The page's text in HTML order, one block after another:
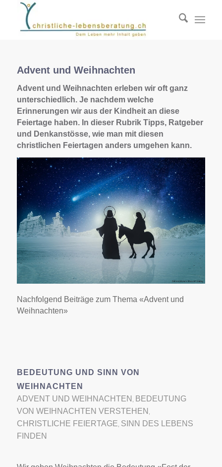
Advent und Weihnachten
Advent und Weihnachten erleben wir oft ganz
unterschiedlich. Je nachdem welche
Erinnerungen wir aus der Kindheit an diese
Feiertage haben. In dieser Rubrik Tipps, Ratgeber
und Denkanstösse, wie man mit diesen
christlichen Feiertagen anders umgehen kann.
Nachfolgend Beiträge zum Thema «Advent und
Weihnachten»
BEDEUTUNG UND SINN VON
WEIHNACHTEN
ADVENT UND WEIHNACHTEN
BEDEUTUNG
VON WEIHNACHTEN VERSTEHEN
CHRISTLICHE FEIERTAGE SINN DES LEBENS
FINDEN